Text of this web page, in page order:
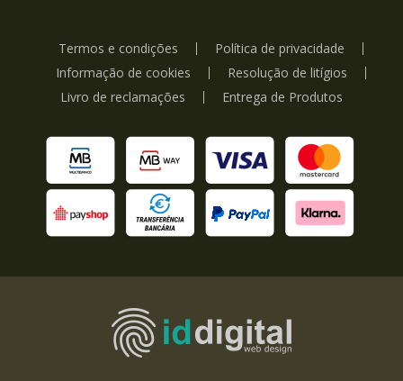
Termos e condições
Política de privacidade
Informação de cookies
Resolução de litígios
Livro de reclamações
Entrega de Produtos